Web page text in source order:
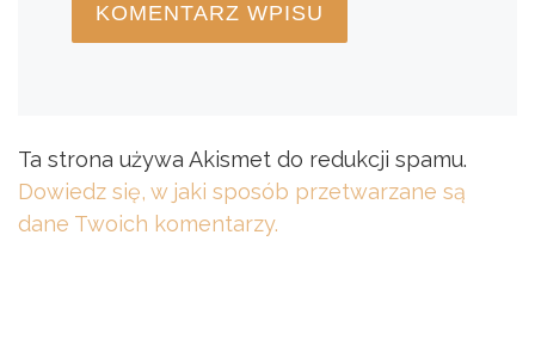
Ta strona używa Akismet do redukcji spamu.
Dowiedz się, w jaki sposób przetwarzane są
dane Twoich komentarzy.